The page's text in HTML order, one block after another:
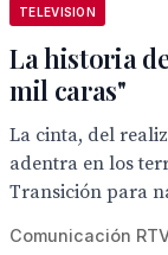
TELEVISION
La historia
mil caras"
La cinta, del
adentra en los
Transición para
Comunicación